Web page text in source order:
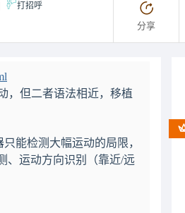
打招呼
分享
，但二者语法相近，移植
能检测大幅运动的局限，
、运动方向识别（靠近/远